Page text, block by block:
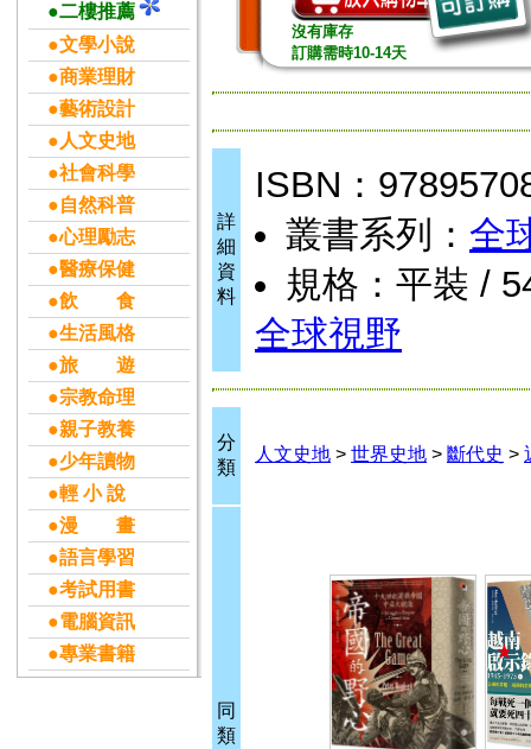
●二樓推薦
●文學小說
●商業理財
●藝術設計
●人文史地
●社會科學
●自然科普
●心理勵志
●醫療保健
●飲 食
●生活風格
●旅 遊
●宗教命理
●親子教養
●少年讀物
●輕 小 說
●漫 畫
●語言學習
●考試用書
●電腦資訊
●專業書籍
沒有庫存
訂購需時10-14天
詳
細
資
料
ISBN：
叢書系列： 全
規格：平裝 /
全球視野
分
類
人文史地 > 世界史地 > 斷代史 >
同
類